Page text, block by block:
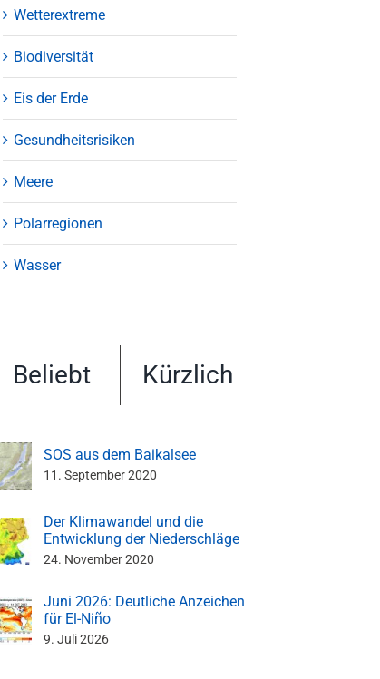
Wetterextreme
Biodiversität
Eis der Erde
Gesundheitsrisiken
Meere
Polarregionen
Wasser
Beliebt Kürzlich
SOS aus dem Baikalsee
11. September 2020
Der Klimawandel und die
Entwicklung der Niederschläge
24. November 2020
Juni 2026: Deutliche Anzeichen
für El-Niño
9. Juli 2026